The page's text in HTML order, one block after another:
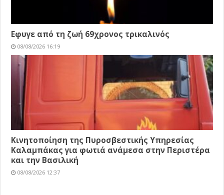
Εφυγε από τη ζωή 69χρονος τρικαλινός
08/08/2026 16:19
Κινητοποίηση της Πυροσβεστικής Υπηρεσίας
Καλαμπάκας για φωτιά ανάμεσα στην Περιστέρα
και την Βασιλική
08/08/2026 12:37